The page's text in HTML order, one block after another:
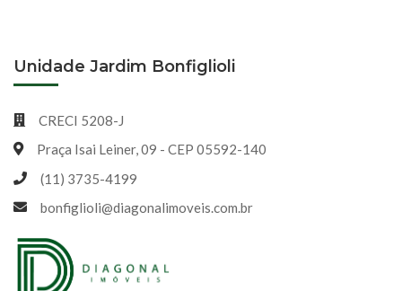
Unidade Jardim Bonfiglioli
CRECI 5208-J
Praça Isai Leiner, 09 - CEP 05592-140
(11) 3735-4199
bonfiglioli@diagonalimoveis.com.br